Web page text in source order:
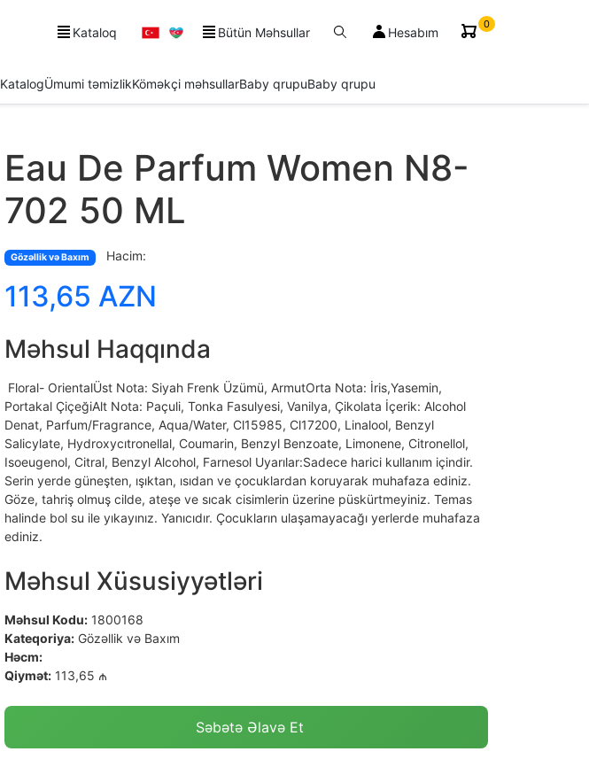
Kataloq Bütün Məhsullar Hesabım
0
KatalogÜmumi təmizlikKöməkçi məhsullarBaby qrupuBaby qrupu
Eau De Parfum Women N8-
702 50 ML
Gözəllik və Baxım Hacim:
113,65 AZN
Məhsul Haqqında
Floral- OrientalÜst Nota: Siyah Frenk Üzümü, ArmutOrta Nota: İris,Yasemin,
Portakal ÇiçeğiAlt Nota: Paçuli, Tonka Fasulyesi, Vanilya, Çikolata İçerik: Alcohol
Denat, Parfum/Fragrance, Aqua/Water, Cl15985, Cl17200, Linalool, Benzyl
Salicylate, Hydroxycıtronellal, Coumarin, Benzyl Benzoate, Limonene, Citronellol,
Isoeugenol, Citral, Benzyl Alcohol, Farnesol Uyarılar:Sadece harici kullanım içindir.
Serin yerde güneşten, ışıktan, ısıdan ve çocuklardan koruyarak muhafaza ediniz.
Göze, tahriş olmuş cilde, ateşe ve sıcak cisimlerin üzerine püskürtmeyiniz. Temas
halinde bol su ile yıkayınız. Yanıcıdır. Çocukların ulaşamayacağı yerlerde muhafaza
ediniz.
Məhsul Xüsusiyyətləri
Məhsul Kodu: 1800168
Kateqoriya: Gözəllik və Baxım
Həcm:
Qiymət: 113,65 ₼
Səbətə Əlavə Et